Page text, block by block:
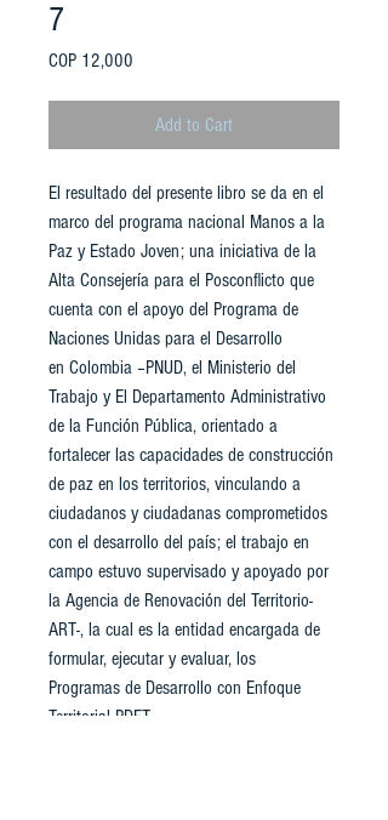
7
COP 12,000
Add to Cart
El resultado del presente libro se da en el
marco del programa nacional Manos a la
Paz y Estado Joven; una iniciativa de la
Alta Consejería para el Posconflicto que
cuenta con el apoyo del Programa de
Naciones Unidas para el Desarrollo
en Colombia –PNUD, el Ministerio del
Trabajo y El Departamento Administrativo
de la Función Pública, orientado a
fortalecer las capacidades de construcción
de paz en los territorios, vinculando a
ciudadanos y ciudadanas comprometidos
con el desarrollo del país; el trabajo en
campo estuvo supervisado y apoyado por
la Agencia de Renovación del Territorio-
ART-, la cual es la entidad encargada de
formular, ejecutar y evaluar, los
Programas de Desarrollo con Enfoque
Territorial PDET.